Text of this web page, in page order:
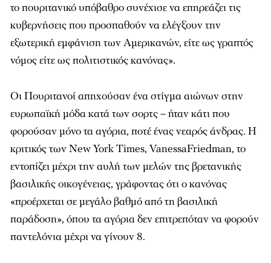
το πουριτανικό υπόβαθρο συνέχισε να επηρεάζει τις
κυβερνήσεις που προσπαθούν να ελέγξουν την
εξωτερική εμφάνιση των Αμερικανών, είτε ως γραπτός
νόμος είτε ως πολιτιστικός κανόνας».
Οι Πουριτανοί απηχούσαν ένα στίγμα αιώνων στην
ευρωπαϊκή μόδα κατά των σορτς – ήταν κάτι που
φορούσαν μόνο τα αγόρια, ποτέ ένας νεαρός άνδρας. Η
κριτικός των New York Times, VanessaFriedman, το
εντοπίζει μέχρι την αυλή των μελών της βρετανικής
βασιλικής οικογένειας, γράφοντας ότι ο κανόνας
«προέρχεται σε μεγάλο βαθμό από τη βασιλική
παράδοση», όπου τα αγόρια δεν επιτρεπόταν να φορούν
παντελόνια μέχρι να γίνουν 8.